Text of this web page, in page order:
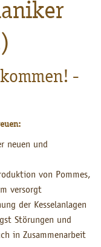
-
neuen und
von Pommes,
versorgt
der Kesselanlagen
Störungen und
in Zusammenarbeit